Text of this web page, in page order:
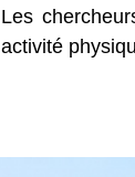
Les
activité